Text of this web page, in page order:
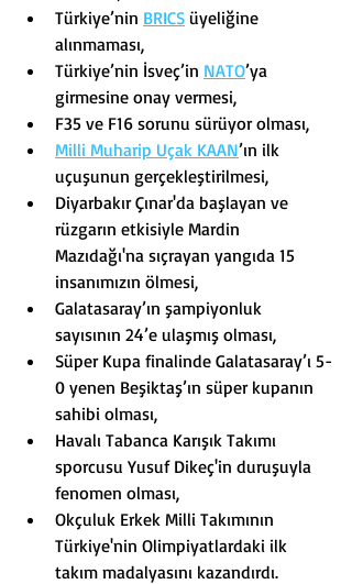
Türkiye’nin BRICS üyeliğine
alınmaması,
Türkiye’nin İsveç’in NATO’ya
girmesine onay vermesi,
F35 ve F16 sorunu sürüyor olması,
Milli Muharip Uçak KAAN’ın ilk
uçuşunun gerçekleştirilmesi,
Diyarbakır Çınar'da başlayan ve
rüzgarın etkisiyle Mardin
Mazıdağı'na sıçrayan yangıda 15
insanımızın ölmesi,
Galatasaray’ın şampiyonluk
sayısının 24’e ulaşmış olması,
Süper Kupa finalinde Galatasaray’ı 5-
0 yenen Beşiktaş’ın süper kupanın
sahibi olması,
Havalı Tabanca Karışık Takımı
sporcusu Yusuf Dikeç'in duruşuyla
fenomen olması,
Okçuluk Erkek Milli Takımının
Türkiye'nin Olimpiyatlardaki ilk
takım madalyasını kazandırdı.